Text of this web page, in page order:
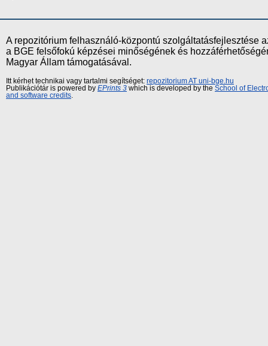
A repozitórium felhasználó-központú szolgáltatásfejlesztése
a BGE felsőfokú képzései minőségének és
Magyar Állam támogatásával.
Itt kérhet technikai vagy tartalmi segítséget: repozitorium AT uni-bge.hu
Publikációtár is powered by EPrints 3 which is developed by the School of
and software credits.